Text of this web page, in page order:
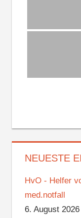
NEUESTE
HvO - Helfer
med.notfall
6. August 2026